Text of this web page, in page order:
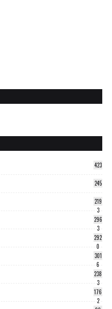
423
245
219
3
296
3
292
0
301
6
238
3
176
2